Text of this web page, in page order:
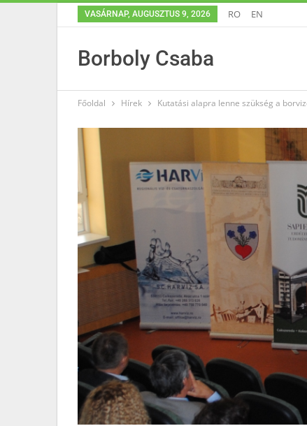
VASÁRNAP, AUGUSZTUS 9, 2026 RO EN
Borboly Csaba
Főoldal Hírek Kutatási alapra lenne szükség a